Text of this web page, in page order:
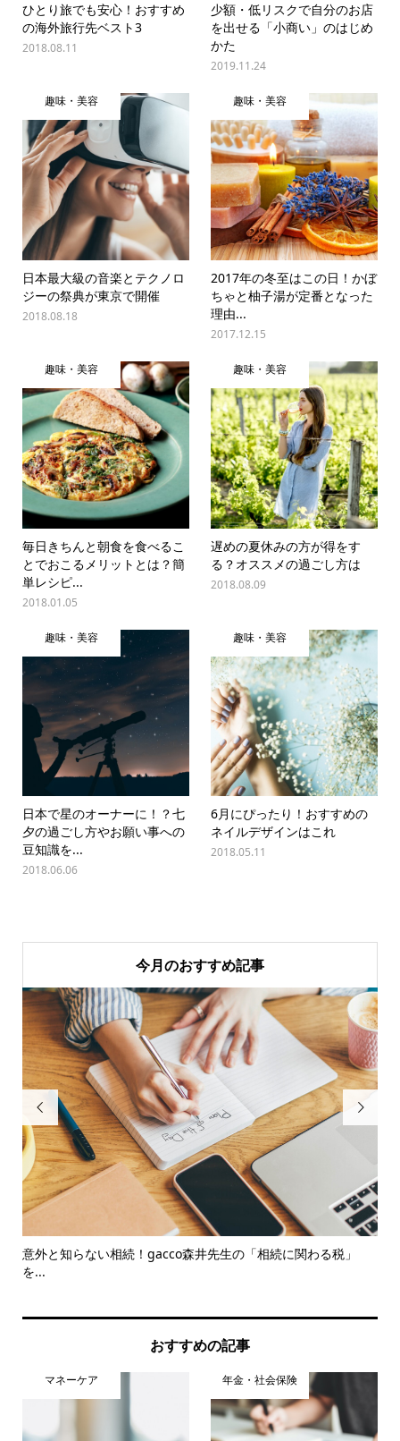
ひとり旅でも安心！おすすめ
の海外旅行先ベスト3
2018.08.11
少額・低リスクで自分のお店
を出せる「小商い」のはじめ
かた
2019.11.24
趣味・美容
日本最大級の音楽とテクノロ
ジーの祭典が東京で開催
2018.08.18
趣味・美容
2017年の冬至はこの日！かぼ
ちゃと柚子湯が定番となった
理由...
2017.12.15
趣味・美容
毎日きちんと朝食を食べるこ
とでおこるメリットとは？簡
単レシピ...
2018.01.05
趣味・美容
遅めの夏休みの方が得をす
る？オススメの過ごし方は
2018.08.09
趣味・美容
日本で星のオーナーに！？七
夕の過ごし方やお願い事への
豆知識を...
2018.06.06
趣味・美容
6月にぴったり！おすすめの
ネイルデザインはこれ
2018.05.11
今月のおすすめ記事

意外と知らない相続！gacco森井先生の「相続に関わる税」
を...

おすすめの記事
マネーケア 年金・社会保険